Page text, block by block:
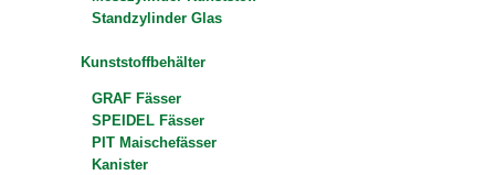
Standzylinder Glas
Kunststoffbehälter
GRAF Fässer
SPEIDEL Fässer
PIT Maischefässer
Kanister